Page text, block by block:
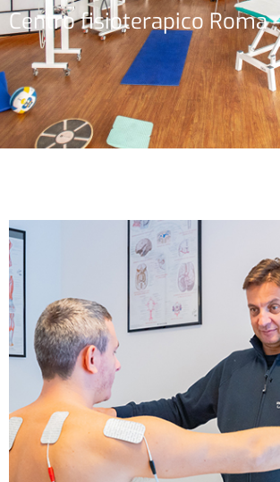
Centro fisioterapico Roma